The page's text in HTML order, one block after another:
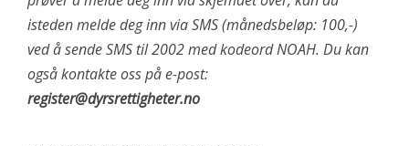
isteden melde deg inn via SMS (månedsbeløp: 100,-)
ved å sende SMS til 2002 med kodeord NOAH. Du kan
også kontakte oss på e-post:
register@dyrsrettigheter.no